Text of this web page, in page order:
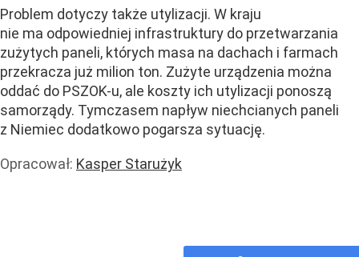
Problem dotyczy także utylizacji. W kraju
nie ma odpowiedniej infrastruktury do przetwarzania
zużytych paneli, których masa na dachach i farmach
przekracza już milion ton. Zużyte urządzenia można
oddać do PSZOK-u, ale koszty ich utylizacji ponoszą
samorządy. Tymczasem napływ niechcianych paneli
z Niemiec dodatkowo pogarsza sytuację.
Opracował: Kasper Starużyk